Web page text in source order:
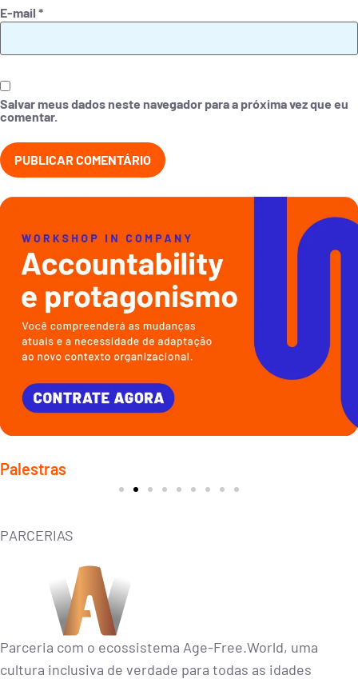
E-mail *
Salvar meus dados neste navegador para a próxima vez que eu
comentar.
Palestras
Liderança ágil e adaptativa
Conceito que surge em resposta à complexidade das mudanças no
ambiente de negócios atual.
PARCERIAS
Parceria com o ecossistema Age-Free.World, uma
cultura inclusiva de verdade para todas as idades